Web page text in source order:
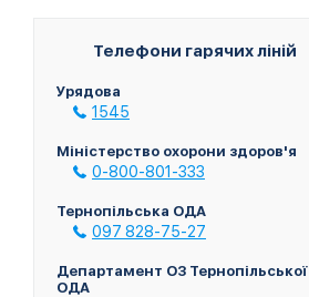
Телефони гарячих ліній
Урядова
1545
Міністерство охорони здоров'я
0-800-801-333
Тернопільська ОДА
097 828-75-27
Департамент ОЗ Тернопільської
ОДА